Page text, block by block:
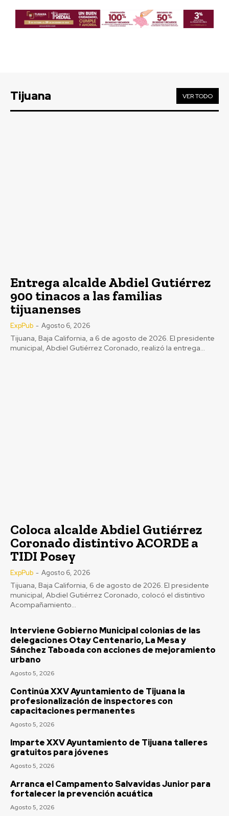
Tijuana VER TODO
Entrega alcalde Abdiel Gutiérrez
900 tinacos a las familias
tijuanenses
ExpPub - Agosto 6, 2026
Tijuana, Baja California, a 6 de agosto de 2026. El presidente
municipal, Abdiel Gutiérrez Coronado, realizó la entrega...
Coloca alcalde Abdiel Gutiérrez
Coronado distintivo ACORDE a
TIDI Posey
ExpPub - Agosto 6, 2026
Tijuana, Baja California, 6 de agosto de 2026. El presidente
municipal, Abdiel Gutiérrez Coronado, colocó el distintivo
Acompañamiento...
Interviene Gobierno Municipal colonias de las
delegaciones Otay Centenario, La Mesa y
Sánchez Taboada con acciones de mejoramiento
urbano
Agosto 5, 2026
Continúa XXV Ayuntamiento de Tijuana la
profesionalización de inspectores con
capacitaciones permanentes
Agosto 5, 2026
Imparte XXV Ayuntamiento de Tijuana talleres
gratuitos para jóvenes
Agosto 5, 2026
Arranca el Campamento Salvavidas Junior para
fortalecer la prevención acuática
Agosto 5, 2026